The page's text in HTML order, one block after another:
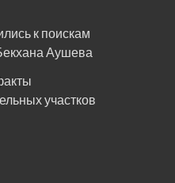
к поискам
Аушева
участков